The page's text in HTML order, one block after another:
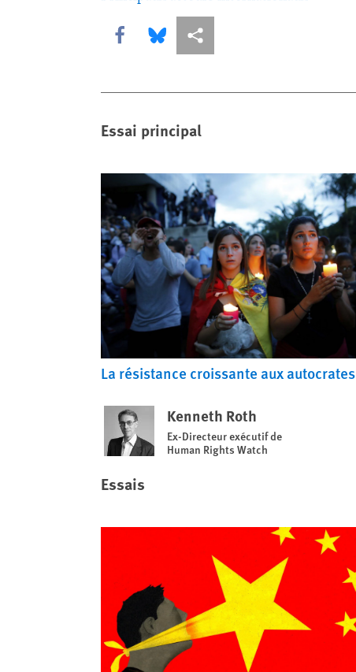
Share this via Facebook
Share this via Bluesky
Share this via Partagez
Essai principal
La résistance croissante aux autocrates
Kenneth Roth
Ex-Directeur exécutif de
Human Rights Watch
Essais